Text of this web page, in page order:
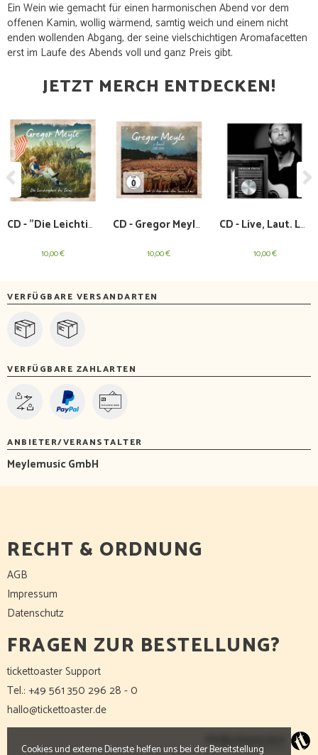
Ein Wein wie gemacht für einen harmonischen Abend vor dem
offenen Kamin, wollig wärmend, samtig weich und einem nicht
enden wollenden Abgang, der seine vielschichtigen Aromafacetten
erst im Laufe des Abends voll und ganz Preis gibt.
JETZT MERCH ENTDECKEN!
CD - "Die Leichtigkeit des Seins" (2016)
10,00 €
CD - Gregor Meyle & Band Live 2015 (2015)
10,00 €
CD - Live, Laut. Leise
10,00 €
Previous
VERFÜGBARE VERSANDARTEN
VERFÜGBARE ZAHLARTEN
ANBIETER/VERANSTALTER
Meylemusic GmbH
RECHT & ORDNUNG
AGB
Impressum
Datenschutz
FRAGEN ZUR BESTELLUNG?
tickettoaster Support
Tel.: +49 561 350 296 28 - 0
hallo@tickettoaster.de
Cookies und externe Dienste helfen uns bei der Bereitstellung